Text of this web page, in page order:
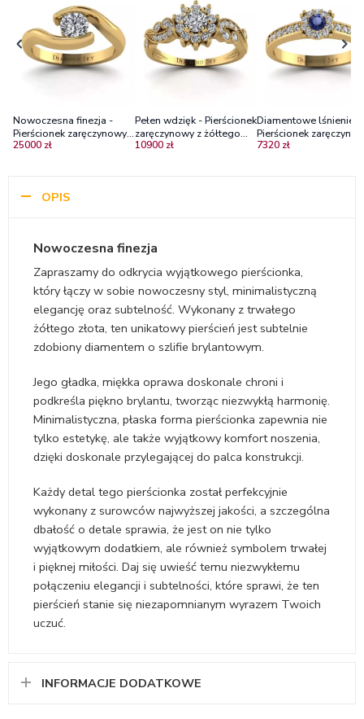
Nowoczesna finezja -
Pierścionek zaręczynowy z
żółtego złota z brylantem
25000 zł
Pełen wdzięk - Pierścionek
zaręczynowy z żółtego
złota z diamentami
10900 zł
Diamentowe lśnienie -
Pierścionek
żółtego złota z
7320 zł
OPIS
Nowoczesna finezja
Zapraszamy do odkrycia wyjątkowego pierścionka,
który łączy w sobie nowoczesny styl, minimalistyczną
elegancję oraz subtelność. Wykonany z trwałego
żółtego złota, ten unikatowy pierścień jest subtelnie
zdobiony diamentem o szlifie brylantowym.
Jego gładka, miękka oprawa doskonale chroni i
podkreśla piękno brylantu, tworząc niezwykłą harmonię.
Minimalistyczna, płaska forma pierścionka zapewnia nie
tylko estetykę, ale także wyjątkowy komfort noszenia,
dzięki doskonale przylegającej do palca konstrukcji.
Każdy detal tego pierścionka został perfekcyjnie
wykonany z surowców najwyższej jakości, a szczególna
dbałość o detale sprawia, że jest on nie tylko
wyjątkowym dodatkiem, ale również symbolem trwałej
i pięknej miłości. Daj się uwieść temu niezwykłemu
połączeniu elegancji i subtelności, które sprawi, że ten
pierścień stanie się niezapomnianym wyrazem Twoich
uczuć.
INFORMACJE DODATKOWE